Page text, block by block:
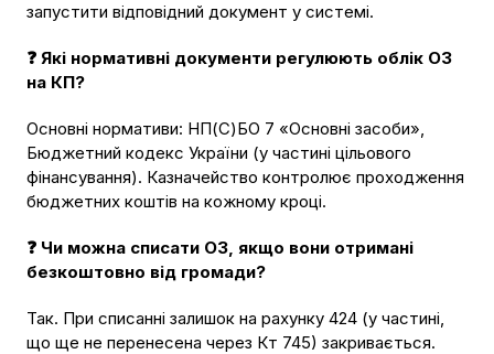
запустити відповідний документ у системі.
❓ Які нормативні документи регулюють облік ОЗ
на КП?
Основні нормативи: НП(С)БО 7 «Основні засоби»,
Бюджетний кодекс України (у частині цільового
фінансування). Казначейство контролює проходження
бюджетних коштів на кожному кроці.
❓ Чи можна списати ОЗ, якщо вони отримані
безкоштовно від громади?
Так. При списанні залишок на рахунку 424 (у частині,
що ще не перенесена через Кт 745) закривається.